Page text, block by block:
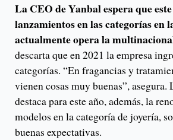
La CEO de Yanbal espera que
lanzamientos en las categorías en
actualmente opera la
descarta que en 2021 la empresa
categorías. “En fragancias y
vienen cosas muy buenas”, asegura.
destaca para este año, además, la
modelos en la categoría de joyería,
buenas expectativas.